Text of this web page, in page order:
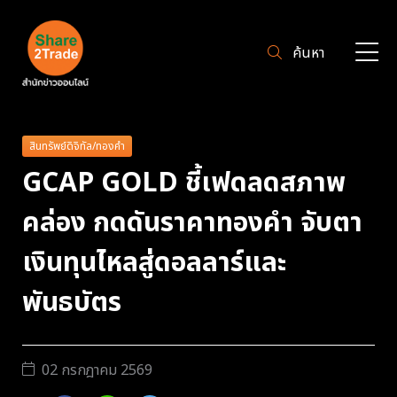
ค้นหา
สินทรัพย์ดิจิทัล/ทองคำ
GCAP GOLD ชี้เฟดลดสภาพ
คล่อง กดดันราคาทองคำ จับตา
เงินทุนไหลสู่ดอลลาร์และ
พันธบัตร
02 กรกฎาคม 2569